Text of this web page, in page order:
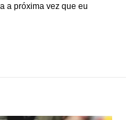
a próxima vez que eu